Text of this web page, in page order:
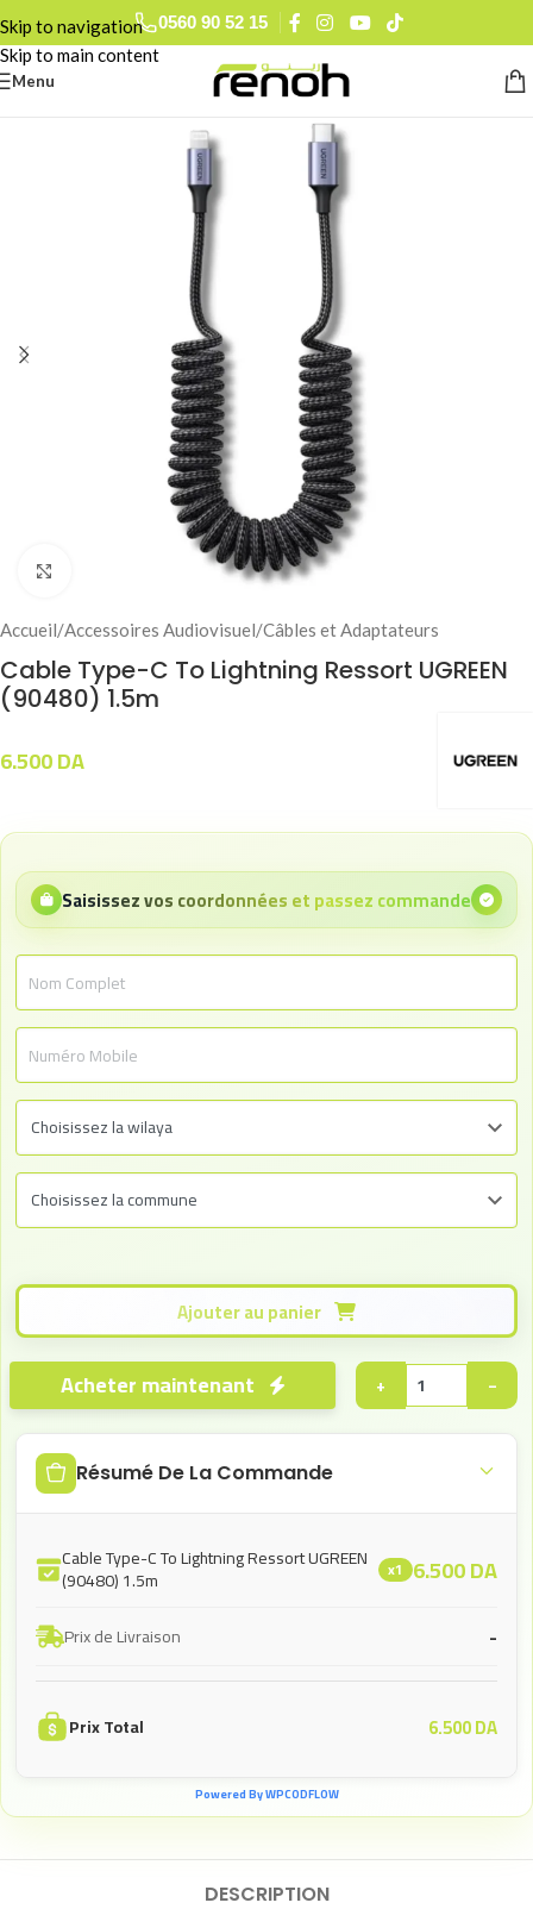
Skip to navigation
Skip to main content
0560 90 52 15
Menu
Accueil/Accessoires Audiovisuel/Câbles et Adaptateurs
Cable Type-C To Lightning Ressort UGREEN
(90480) 1.5m
6.500DA
Saisissez vos coordonnées et passez commande
−
+
Résumé De La Commande
Cable Type-C To Lightning Ressort UGREEN
(90480) 1.5m x1 6.500DA
Prix de Livraison -
Prix Total 6.500DA
Powered By WPCODFLOW
DESCRIPTION